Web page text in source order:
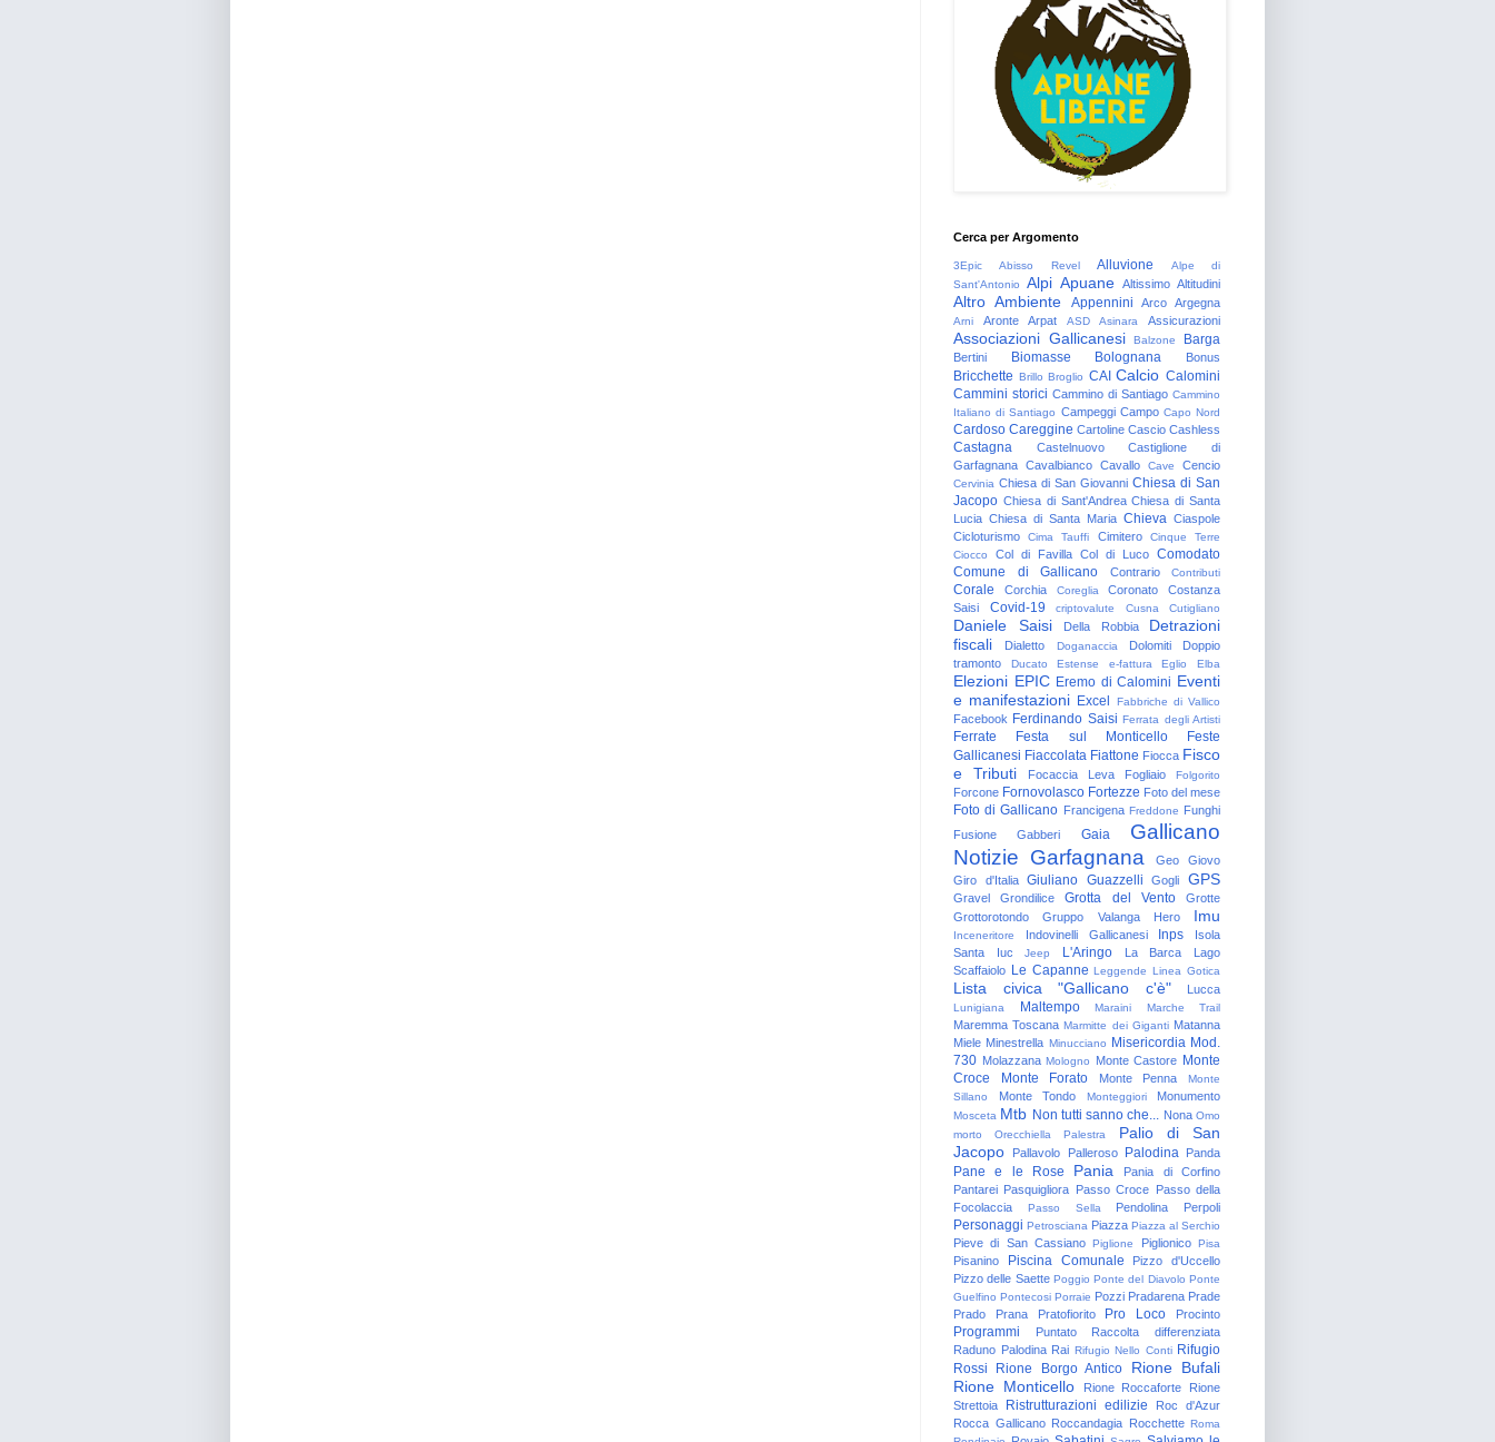
Cerca per Argomento
3Epic Abisso Revel Alluvione
Alpe di
Sant'Antonio
Alpi Apuane Altissimo Altitudini
Altro Ambiente Appennini Arco Argegna
Arni Aronte Arpat ASD Asinara Assicurazioni
Associazioni Gallicanesi Balzone Barga
Bertini Biomasse Bolognana Bonus
Bricchette Brillo Broglio CAI Calcio Calomini
Cammini storici Cammino di Santiago Cammino
Italiano di Santiago Campeggi Campo Capo Nord
Cardoso Careggine Cartoline Cascio Cashless
Castagna Castelnuovo
Castiglione di
Garfagnana Cavalbianco Cavallo Cave Cencio
Cervinia Chiesa di San Giovanni Chiesa di San
Jacopo Chiesa di Sant'Andrea Chiesa di Santa
Lucia Chiesa di Santa Maria Chieva Ciaspole
Cicloturismo
Cima Tauffi Cimitero
Cinque Terre
Ciocco
Col di Favilla Col di Luco Comodato
Comune di Gallicano
Contrario Contributi
Corale Corchia Coreglia Coronato
Costanza
Saisi
Covid-19 criptovalute Cusna Cutigliano
Daniele Saisi Della Robbia
Detrazioni
fiscali
Dialetto Doganaccia Dolomiti
Doppio
tramonto
Ducato Estense e-fattura Eglio Elba
Elezioni EPIC Eremo di Calomini Eventi
e manifestazioni Excel Fabbriche di Vallico
Facebook Ferdinando Saisi Ferrata degli Artisti
Ferrate Festa sul Monticello
Feste
Gallicanesi Fiaccolata Fiattone Fiocca Fisco
e Tributi
Focaccia Leva Fogliaio Folgorito
Forcone Fornovolasco Fortezze Foto del mese
Foto di Gallicano Francigena Freddone Funghi
Fusione
Gabberi Gaia
Gallicano
Notizie Garfagnana Geo
Giovo
Giro d'Italia
Giuliano Guazzelli Gogli GPS
Gravel Grondilice Grotta del Vento
Grotte
Grottorotondo
Gruppo Valanga Hero Imu
Inceneritore Indovinelli Gallicanesi Inps
Isola
Santa
Iuc Jeep L'Aringo La Barca
Lago
Scaffaiolo Le Capanne Leggende Linea Gotica
Lista civica "Gallicano c'è" Lucca
Lunigiana Maltempo Maraini Marche Trail
Maremma Toscana Marmitte dei Giganti Matanna
Miele Minestrella Minucciano Misericordia Mod.
730 Molazzana Mologno Monte Castore Monte
Croce
Monte Forato Monte Penna
Monte
Sillano
Monte Tondo Monteggiori Monumento
Mosceta Mtb Non tutti sanno che... Nona Omo
morto
Orecchiella Palestra
Palio di San
Jacopo
Pallavolo Palleroso Palodina Panda
Pane e le Rose Pania
Pania di Corfino
Pantarei Pasquigliora Passo Croce Passo della
Focolaccia
Passo Sella Pendolina Perpoli
Personaggi Petrosciana Piazza Piazza al Serchio
Pieve di San Cassiano Piglione Piglionico Pisa
Pisanino Piscina Comunale
Pizzo d'Uccello
Pizzo delle Saette Poggio Ponte del Diavolo Ponte
Guelfino Pontecosi Porraie Pozzi Pradarena Prade
Prado
Prana Pratofiorito Pro Loco Procinto
Programmi Puntato
Raccolta differenziata
Raduno Palodina Rai Rifugio Nello Conti Rifugio
Rossi
Rione Borgo Antico
Rione Bufali
Rione Monticello
Rione Roccaforte
Rione
Strettoia
Ristrutturazioni edilizie
Roc d'Azur
Rocca Gallicano Roccandagia Rocchette Roma